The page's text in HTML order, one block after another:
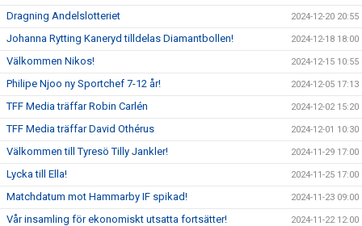
Dragning Andelslotteriet 2024-12-20 20:55
Johanna Rytting Kaneryd tilldelas Diamantbollen! 2024-12-18 18:00
Välkommen Nikos! 2024-12-15 10:55
Philipe Njoo ny Sportchef 7-12 år! 2024-12-05 17:13
TFF Media träffar Robin Carlén 2024-12-02 15:20
TFF Media träffar David Othérus 2024-12-01 10:30
Välkommen till Tyresö Tilly Jankler! 2024-11-29 17:00
Lycka till Ella! 2024-11-25 17:00
Matchdatum mot Hammarby IF spikad! 2024-11-23 09:00
Vår insamling för ekonomiskt utsatta fortsätter! 2024-11-22 12:00